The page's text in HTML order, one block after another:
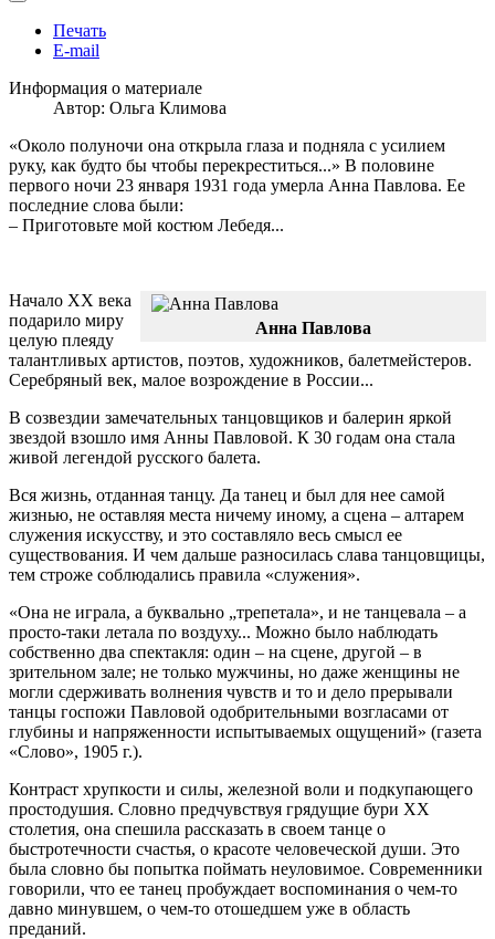
Печать
E-mail
Информация о материале
Автор: Ольга Климова
«Около полуночи она открыла глаза и подняла с усилием
руку, как будто бы чтобы перекреститься...» В половине
первого ночи 23 января 1931 года умерла Анна Павлова. Ее
последние слова были:
– Приготовьте мой костюм Лебедя...
Анна Павлова
Начало XX века
подарило миру
целую плеяду
талантливых артистов, поэтов, художников, балетмейстеров.
Серебряный век, малое возрождение в России...
В созвездии замечательных танцовщиков и балерин яркой
звездой взошло имя Анны Павловой. К 30 годам она стала
живой легендой русского балета.
Вся жизнь, отданная танцу. Да танец и был для нее самой
жизнью, не оставляя места ничему иному, а сцена – алтарем
служения искусству, и это составляло весь смысл ее
существования. И чем дальше разносилась слава танцовщицы,
тем строже соблюдались правила «служения».
«Она не играла, а буквально „трепетала», и не танцевала – а
просто-таки летала по воздуху... Можно было наблюдать
собственно два спектакля: один – на сцене, другой – в
зрительном зале; не только мужчины, но даже женщины не
могли сдерживать волнения чувств и то и дело прерывали
танцы госпожи Павловой одобрительными возгласами от
глубины и напряженности испытываемых ощущений» (газета
«Слово», 1905 г.).
Контраст хрупкости и силы, железной воли и подкупающего
простодушия. Словно предчувствуя грядущие бури XX
столетия, она спешила рассказать в своем танце о
быстротечности счастья, о красоте человеческой души. Это
была словно бы попытка поймать неуловимое. Современники
говорили, что ее танец пробуждает воспоминания о чем-то
давно минувшем, о чем-то отошедшем уже в область
преданий.